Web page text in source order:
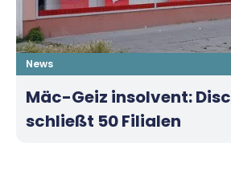
News
Mäc-Geiz insolvent:
schließt 50 Filialen